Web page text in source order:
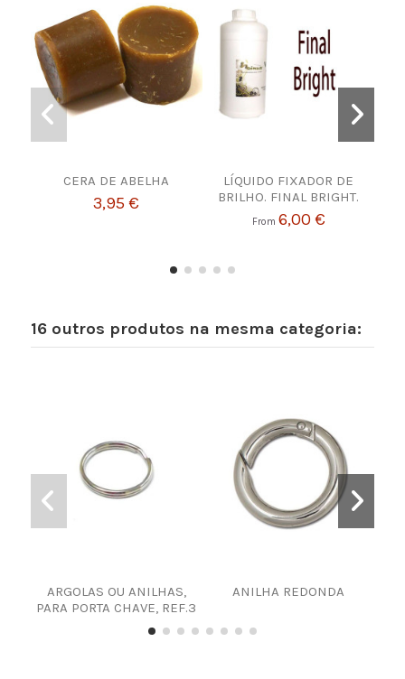
CERA DE ABELHA
3,95 €
LÍQUIDO FIXADOR DE
BRILHO. FINAL BRIGHT.
From 6,00 €
16 outros produtos na mesma categoria:
ARGOLAS OU ANILHAS,
PARA PORTA CHAVE, REF.3
ANILHA REDONDA